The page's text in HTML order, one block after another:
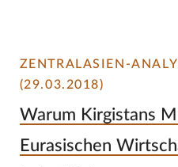
ZENTRALASIEN-
(29.03.2018)
Warum Kirgistans
Eurasischen